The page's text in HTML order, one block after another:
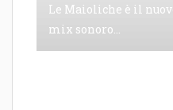
Le Maioliche è il
mix sonoro...